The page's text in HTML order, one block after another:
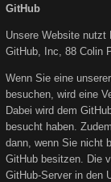
GitHub
Unsere Website nutzt
GitHub, Inc, 88 Colin
Wenn Sie eine
besuchen, wird eine
Dabei wird dem
besucht haben.
dann, wenn Sie nicht
GitHub besitzen. Die
GitHub-Server in den